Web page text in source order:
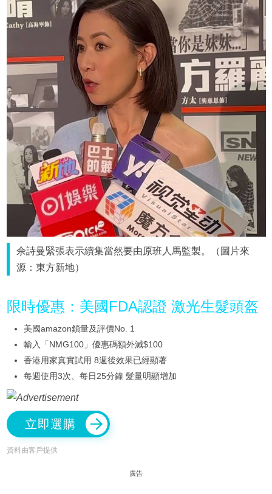
佘詩曼緊張表示續集當然要由原班人馬監製。（圖片來
源：東方新地）
限時優惠：美國FDA認證 激光生髮頭盔
美國amazon鎖量及評價No. 1
輸入「NMG100」優惠碼額外減$100
香港用家真實試用 8週後效果已經顯著
每週使用3次、每日25分鐘 髮量明顯增加
立即選購
資料由客戶提供
廣告